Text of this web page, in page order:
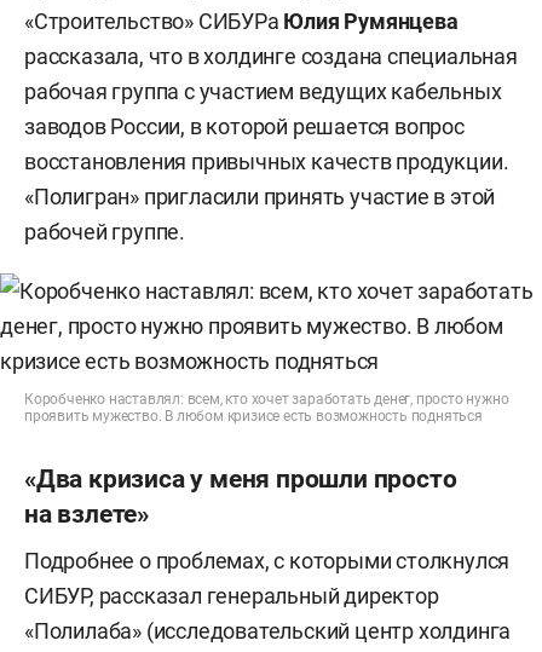
«Строительство» СИБУРа Юлия Румянцева
рассказала, что в холдинге создана специальная
рабочая группа с участием ведущих кабельных
заводов России, в которой решается вопрос
восстановления привычных качеств продукции.
«Полигран» пригласили принять участие в этой
рабочей группе.
Коробченко наставлял: всем, кто хочет заработать денег, просто нужно
проявить мужество. В любом кризисе есть возможность подняться
«Два кризиса у меня прошли просто
на взлете»
Подробнее о проблемах, с которыми столкнулся
СИБУР, рассказал генеральный директор
«Полилаба» (исследовательский центр холдинга